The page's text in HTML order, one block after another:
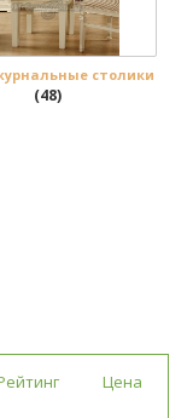
столики
(48)
Рейтинг Цена